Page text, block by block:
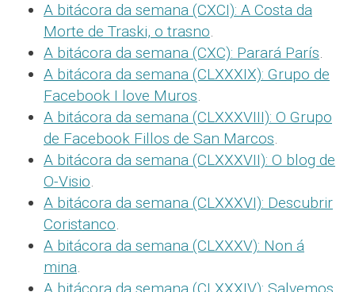
A bitácora da semana (CXCI): A Costa da
Morte de Traski, o trasno.
A bitácora da semana (CXC): Parará París.
A bitácora da semana (CLXXXIX): Grupo de
Facebook I love Muros.
A bitácora da semana (CLXXXVIII): O Grupo
de Facebook Fillos de San Marcos.
A bitácora da semana (CLXXXVII): O blog de
O-Visio.
A bitácora da semana (CLXXXVI): Descubrir
Coristanco.
A bitácora da semana (CLXXXV): Non á
mina.
A bitácora da semana (CLXXXIV): Salvemos